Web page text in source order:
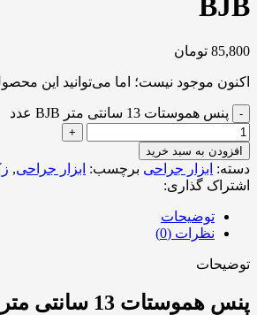
BJB
85,800 تومان
اکنون موجود نیست؛ اما می‌توانید این
پنس هموستات 13 سانتی متر BJB عدد
افزودن به سبد خرید
دسته: ابزار جراحی برچسب: ابزار جراحی,
اشتراک گذاری:
توضیحات
نظرات (0)
توضیحات
پنس هموستات 13 سانتی متر BJB